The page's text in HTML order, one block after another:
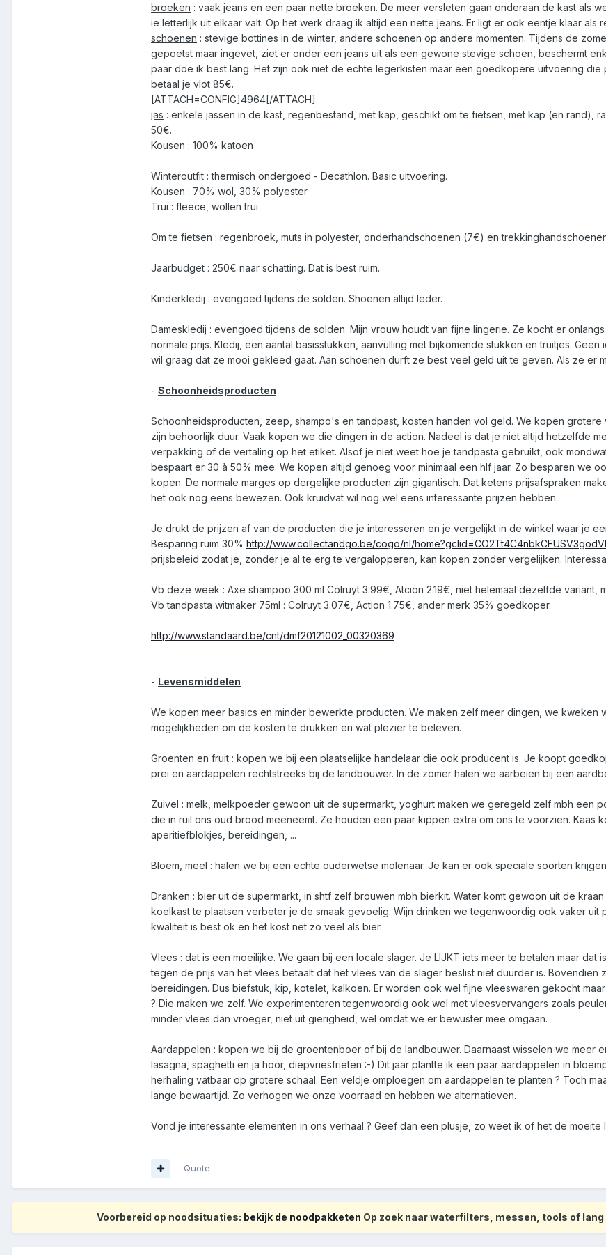
broeken : vaak jeans en een paar nette broeken. De meer versleten gaan onderaan de kast als
ie letterlijk uit elkaar valt. Op het werk draag ik altijd een nette jeans. Er ligt er ook eentje klaar als
schoenen : stevige bottines in de winter, andere schoenen op andere momenten. Tijdens de
gepoetst maar ingevet, ziet er onder een jeans uit als een gewone stevige schoen, beschermt
paar doe ik best lang. Het zijn ook niet de echte legerkisten maar een goedkopere uitvoering
betaal je vlot 85€.
[ATTACH=CONFIG]4964[/ATTACH]
jas : enkele jassen in de kast, regenbestand, met kap, geschikt om te fietsen, met kap (en rand),
50€.
Kousen : 100% katoen
Winteroutfit : thermisch ondergoed - Decathlon. Basic uitvoering.
Kousen : 70% wol, 30% polyester
Trui : fleece, wollen trui
Om te fietsen : regenbroek, muts in polyester, onderhandschoenen (7€) en
Jaarbudget : 250€ naar schatting. Dat is best ruim.
Kinderkledij : evengoed tijdens de solden. Shoenen altijd leder.
Dameskledij : evengoed tijdens de solden. Mijn vrouw houdt van fijne lingerie. Ze kocht er
normale prijs. Kledij, een aantal basisstukken, aanvulling met bijkomende stukken en truitjes.
wil graag dat ze mooi gekleed gaat. Aan schoenen durft ze best veel geld uit te geven. Als ze er
- Schoonheidsproducten
Schoonheidsproducten, zeep, shampo's en tandpast, kosten handen vol geld. We kopen
zijn behoorlijk duur. Vaak kopen we die dingen in de action. Nadeel is dat je niet altijd hetzelfde
verpakking of de vertaling op het etiket. Alsof je niet weet hoe je tandpasta gebruikt, ook
bespaart er 30 à 50% mee. We kopen altijd genoeg voor minimaal een hlf jaar. Zo besparen we
kopen. De normale marges op dergelijke producten zijn gigantisch. Dat ketens prijsafspraken
het ook nog eens bewezen. Ook kruidvat wil nog wel eens interessante prijzen hebben.
Je drukt de prijzen af van de producten die je interesseren en je vergelijkt in de winkel waar je
Besparing ruim 30% http://www.collectandgo.be/cogo/nl/
prijsbeleid zodat je, zonder je al te erg te vergalopperen, kan kopen zonder vergelijken.
Vb deze week : Axe shampoo 300 ml Colruyt 3.99€, Atcion 2.19€, niet helemaal dezelfde
Vb tandpasta witmaker 75ml : Colruyt 3.07€, Action 1.75€, ander merk 35% goedkoper.
http://www.standaard.be/cnt/dmf20121002_00320369
- Levensmiddelen
We kopen meer basics en minder bewerkte producten. We maken zelf meer dingen, we kweken
mogelijkheden om de kosten te drukken en wat plezier te beleven.
Groenten en fruit : kopen we bij een plaatselijke handelaar die ook producent is. Je koopt
prei en aardappelen rechtstreeks bij de landbouwer. In de zomer halen we aarbeien bij een
Zuivel : melk, melkpoeder gewoon uit de supermarkt, yoghurt maken we geregeld zelf mbh een
die in ruil ons oud brood meeneemt. Ze houden een paar kippen extra om ons te voorzien.
aperitiefblokjes, bereidingen, ...
Bloem, meel : halen we bij een echte ouderwetse molenaar. Je kan er ook speciale soorten
Dranken : bier uit de supermarkt, in shtf zelf brouwen mbh bierkit. Water komt gewoon uit de
koelkast te plaatsen verbeter je de smaak gevoelig. Wijn drinken we tegenwoordig ook vaker uit
kwaliteit is best ok en het kost net zo veel als bier.
Vlees : dat is een moeilijke. We gaan bij een locale slager. Je LIJKT iets meer te betalen maar
tegen de prijs van het vlees betaalt dat het vlees van de slager beslist niet duurder is.
bereidingen. Dus biefstuk, kip, kotelet, kalkoen. Er worden ook wel fijne vleeswaren gekocht
? Die maken we zelf. We experimenteren tegenwoordig ook wel met vleesvervangers zoals
minder vlees dan vroeger, niet uit gierigheid, wel omdat we er bewuster mee omgaan.
Aardappelen : kopen we bij de groentenboer of bij de landbouwer. Daarnaast wisselen we meer
lasagna, spaghetti en ja hoor, diepvriesfrieten :-) Dit jaar plantte ik een paar aardappelen in
herhaling vatbaar op grotere schaal. Een veldje omploegen om aardappelen te planten ? Toch
lange bewaartijd. Zo verhogen we onze voorraad en hebben we alternatieven.
Vond je interessante elementen in ons verhaal ? Geef dan een plusje, zo weet ik of het de
Quote
Voorbereid op noodsituaties: bekijk de noodpakketen Op zoek naar waterfilters, messen, tools of lang